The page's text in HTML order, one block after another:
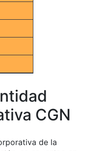
CGN
de la